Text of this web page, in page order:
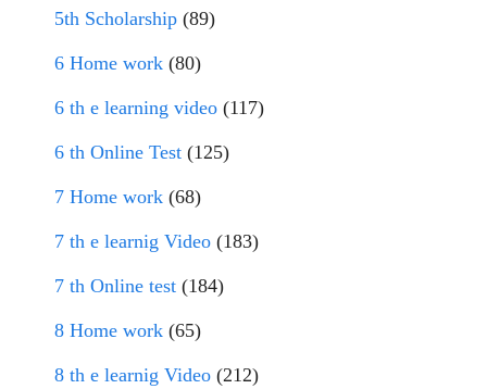
5th Scholarship (89)
6 Home work (80)
6 th e learning video (117)
6 th Online Test (125)
7 Home work (68)
7 th e learnig Video (183)
7 th Online test (184)
8 Home work (65)
8 th e learnig Video (212)